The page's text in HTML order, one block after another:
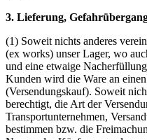
3. Lieferung,
(1) Soweit nichts anderes
(ex works) unser Lager, wo
und eine etwaige
Kunden wird die Ware an
(Versendungskauf). Soweit
berechtigt, die Art der
Transportunternehmen,
bestimmen bzw. die